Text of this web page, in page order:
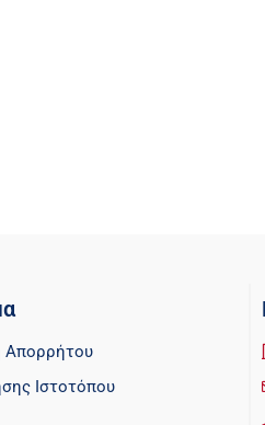
Απορρήτου
Ιστοτόπου